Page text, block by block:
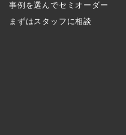
事例を選んでセミオーダー
まずはスタッフに相談